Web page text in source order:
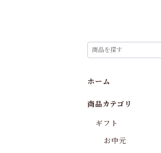
ホーム
商品カテゴリ
ギフト
お中元